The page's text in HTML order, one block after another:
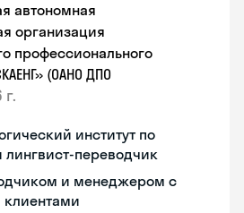
автономная
организация
профессионального
(ОАНО ДПО
г.
институт по
лингвист-переводчик
и менеджером с